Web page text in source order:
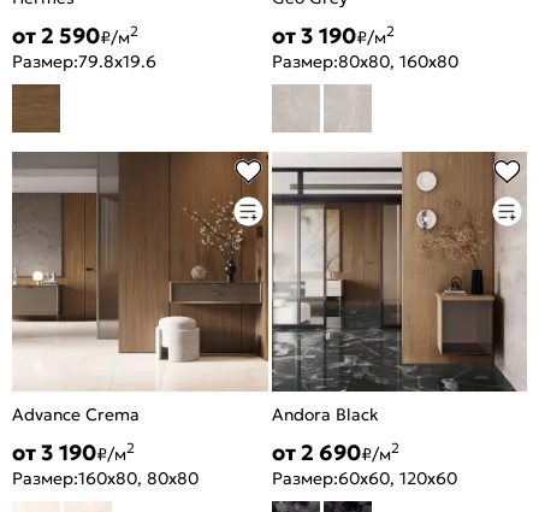
от 2 590₽/м2
Размер:79.8x19.6
от 3 190₽/м2
Размер:80x80, 160x80
Advance Crema
от 3 190₽/м2
Размер:160x80, 80x80
Andora Black
от 2 690₽/м2
Размер:60x60, 120x60